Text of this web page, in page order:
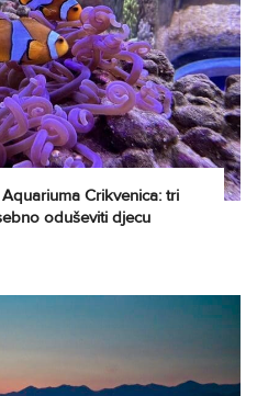
Crikvenica: tri
oduševiti djecu